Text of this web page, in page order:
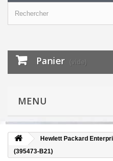
Panier (vide)
MENU
Hewlett Packard
(395473-B21)